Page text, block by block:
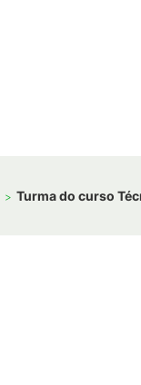
Turma do curso